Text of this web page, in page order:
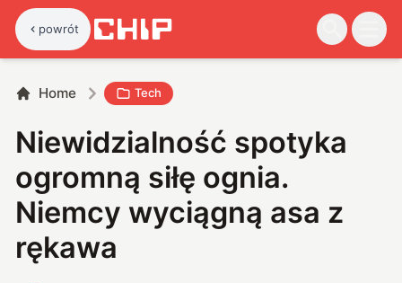
powrót
Home Tech
Niewidzialność spotyka
ogromną siłę ognia.
Niemcy wyciągną asa z
rękawa